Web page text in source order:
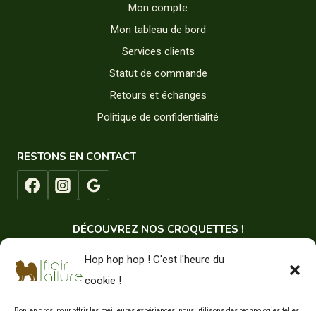
Hop hop hop ! C'est l'heure du
cookie !
Mon compte
Mon tableau de bord
Services clients
Statut de commande
Retours et échanges
Politique de confidentialité
RESTONS EN CONTACT
DÉCOUVREZ NOS CROQUETTES !